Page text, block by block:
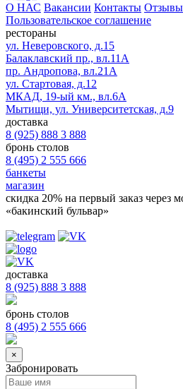
О НАС Вакансии Контакты Отзывы
Пользовательское соглашение
рестораны
ул. Неверовского, д.15
Балаклавский пр., вл.11А
пр. Андропова, вл.21А
ул. Стартовая, д.12
МКАД, 19-ый км., вл.6А
Мытищи, ул. Университетская, д.9
доставка
8 (925) 888 3 888
бронь столов
8 (495) 2 555 666
банкеты
магазин
скидка 20% на первый заказ через
«бакинский бульвар»
доставка
8 (925) 888 3 888
бронь столов
8 (495) 2 555 666
×
Забронировать